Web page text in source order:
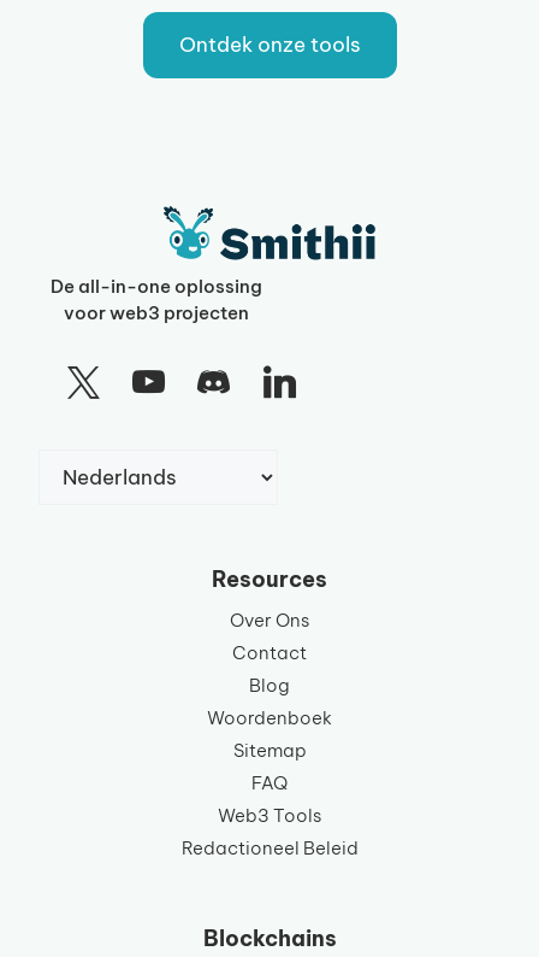
Ontdek onze tools
De all-in-one oplossing
voor web3 projecten
een
Resources
Over Ons
Contact
Blog
Woordenboek
Sitemap
FAQ
Web3 Tools
Redactioneel Beleid
Blockchains